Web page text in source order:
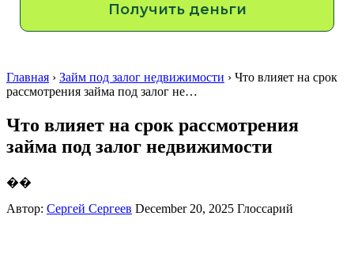
Получить деньги
Главная › Займ под залог недвижимости › Что влияет на срок
рассмотрения займа под залог не…
Что влияет на срок рассмотрения
займа под залог недвижимости
��
Автор: Сергей Сергеев December 20, 2025 Глоссарий